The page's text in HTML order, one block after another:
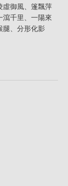
虛御風、篷飄萍
瀉千里、一陽來
腿、分形化影